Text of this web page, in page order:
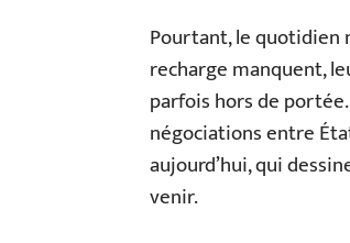
Pourtant, le quotidien
recharge manquent,
parfois hors de
négociations entre
aujourd’hui, qui
venir.